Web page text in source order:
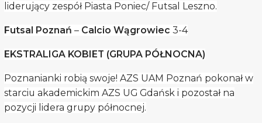
liderujący zespół Piasta Poniec/ Futsal Leszno.
Futsal Poznań – Calcio Wągrowiec 3-4
EKSTRALIGA KOBIET (GRUPA PÓŁNOCNA)
Poznanianki robią swoje! AZS UAM Poznań pokonał w
starciu akademickim AZS UG Gdańsk i pozostał na
pozycji lidera grupy północnej.